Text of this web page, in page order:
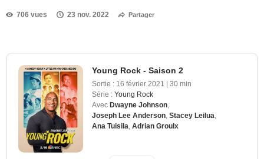
706 vues 23 nov. 2022 Partager
Young Rock - Saison 2
Sortie : 16 février 2021 | 30 min
Série : Young Rock
Avec Dwayne Johnson
Joseph Lee Anderson Stacey Leilua
Ana Tuisila Adrian Groulx